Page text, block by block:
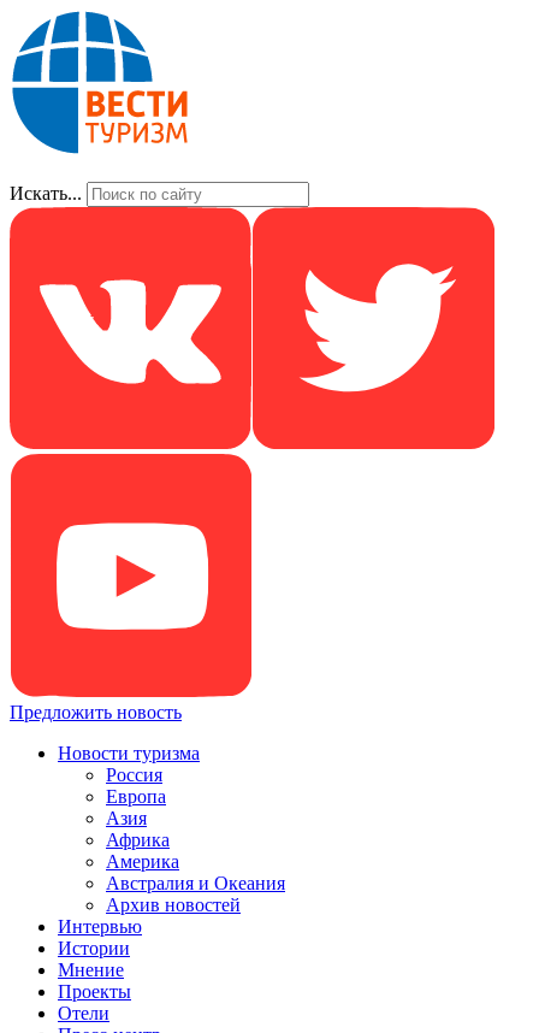
Искать...
Предложить новость
Новости туризма
Россия
Европа
Азия
Африка
Америка
Австралия и Океания
Архив новостей
Интервью
Истории
Мнение
Проекты
Отели